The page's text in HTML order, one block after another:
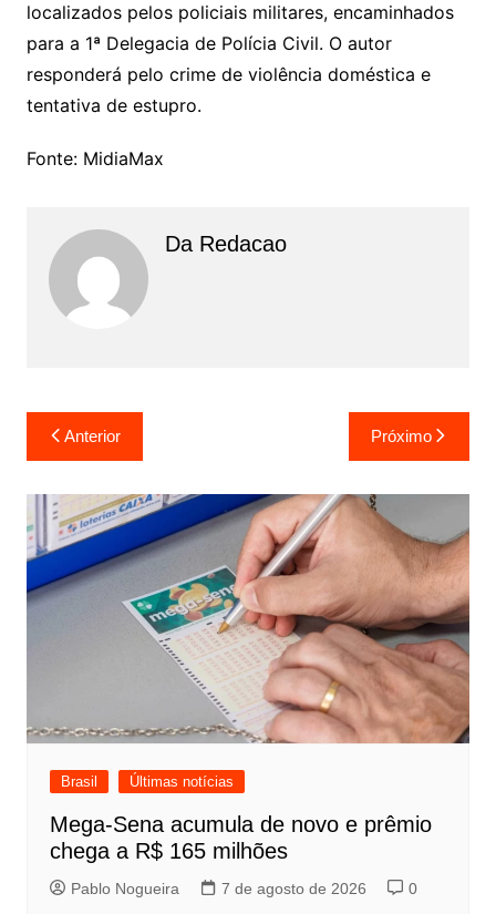
localizados pelos policiais militares, encaminhados
para a 1ª Delegacia de Polícia Civil. O autor
responderá pelo crime de violência doméstica e
tentativa de estupro.
Fonte: MidiaMax
Da Redacao
Navegação
de
Post
Anterior Próximo
Brasil Últimas notícias
Mega-Sena acumula de novo e prêmio
chega a R$ 165 milhões
Pablo Nogueira 7 de agosto de 2026 0